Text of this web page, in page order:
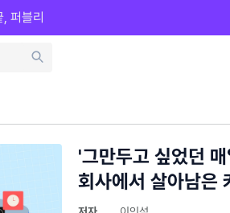
퍼블리
'그만두고 싶었던
회사에서 살아남은